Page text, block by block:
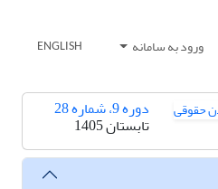
ورود به سامانه ENGLISH
دوره 9، شماره 28
تابستان 1405